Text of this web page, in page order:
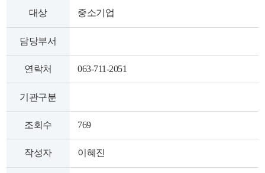
대상 중소기업
담당부서
연락처 063-711-2051
기관구분
조회수 769
작성자 이혜진